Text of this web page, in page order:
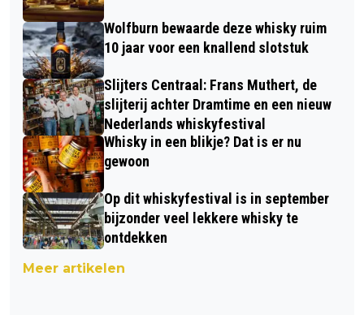
Wolfburn bewaarde deze whisky ruim
10 jaar voor een knallend slotstuk
Slijters Centraal: Frans Muthert, de
slijterij achter Dramtime en een nieuw
Nederlands whiskyfestival
Whisky in een blikje? Dat is er nu
gewoon
Op dit whiskyfestival is in september
bijzonder veel lekkere whisky te
ontdekken
Meer artikelen